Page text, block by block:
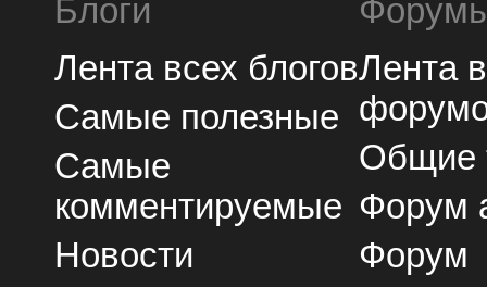
Блоги
Лента всех блогов
Самые полезные
Самые
комментируемые
Новости
Лента
Общие
Форум
Форум